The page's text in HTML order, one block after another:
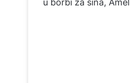
u borbi za sina,